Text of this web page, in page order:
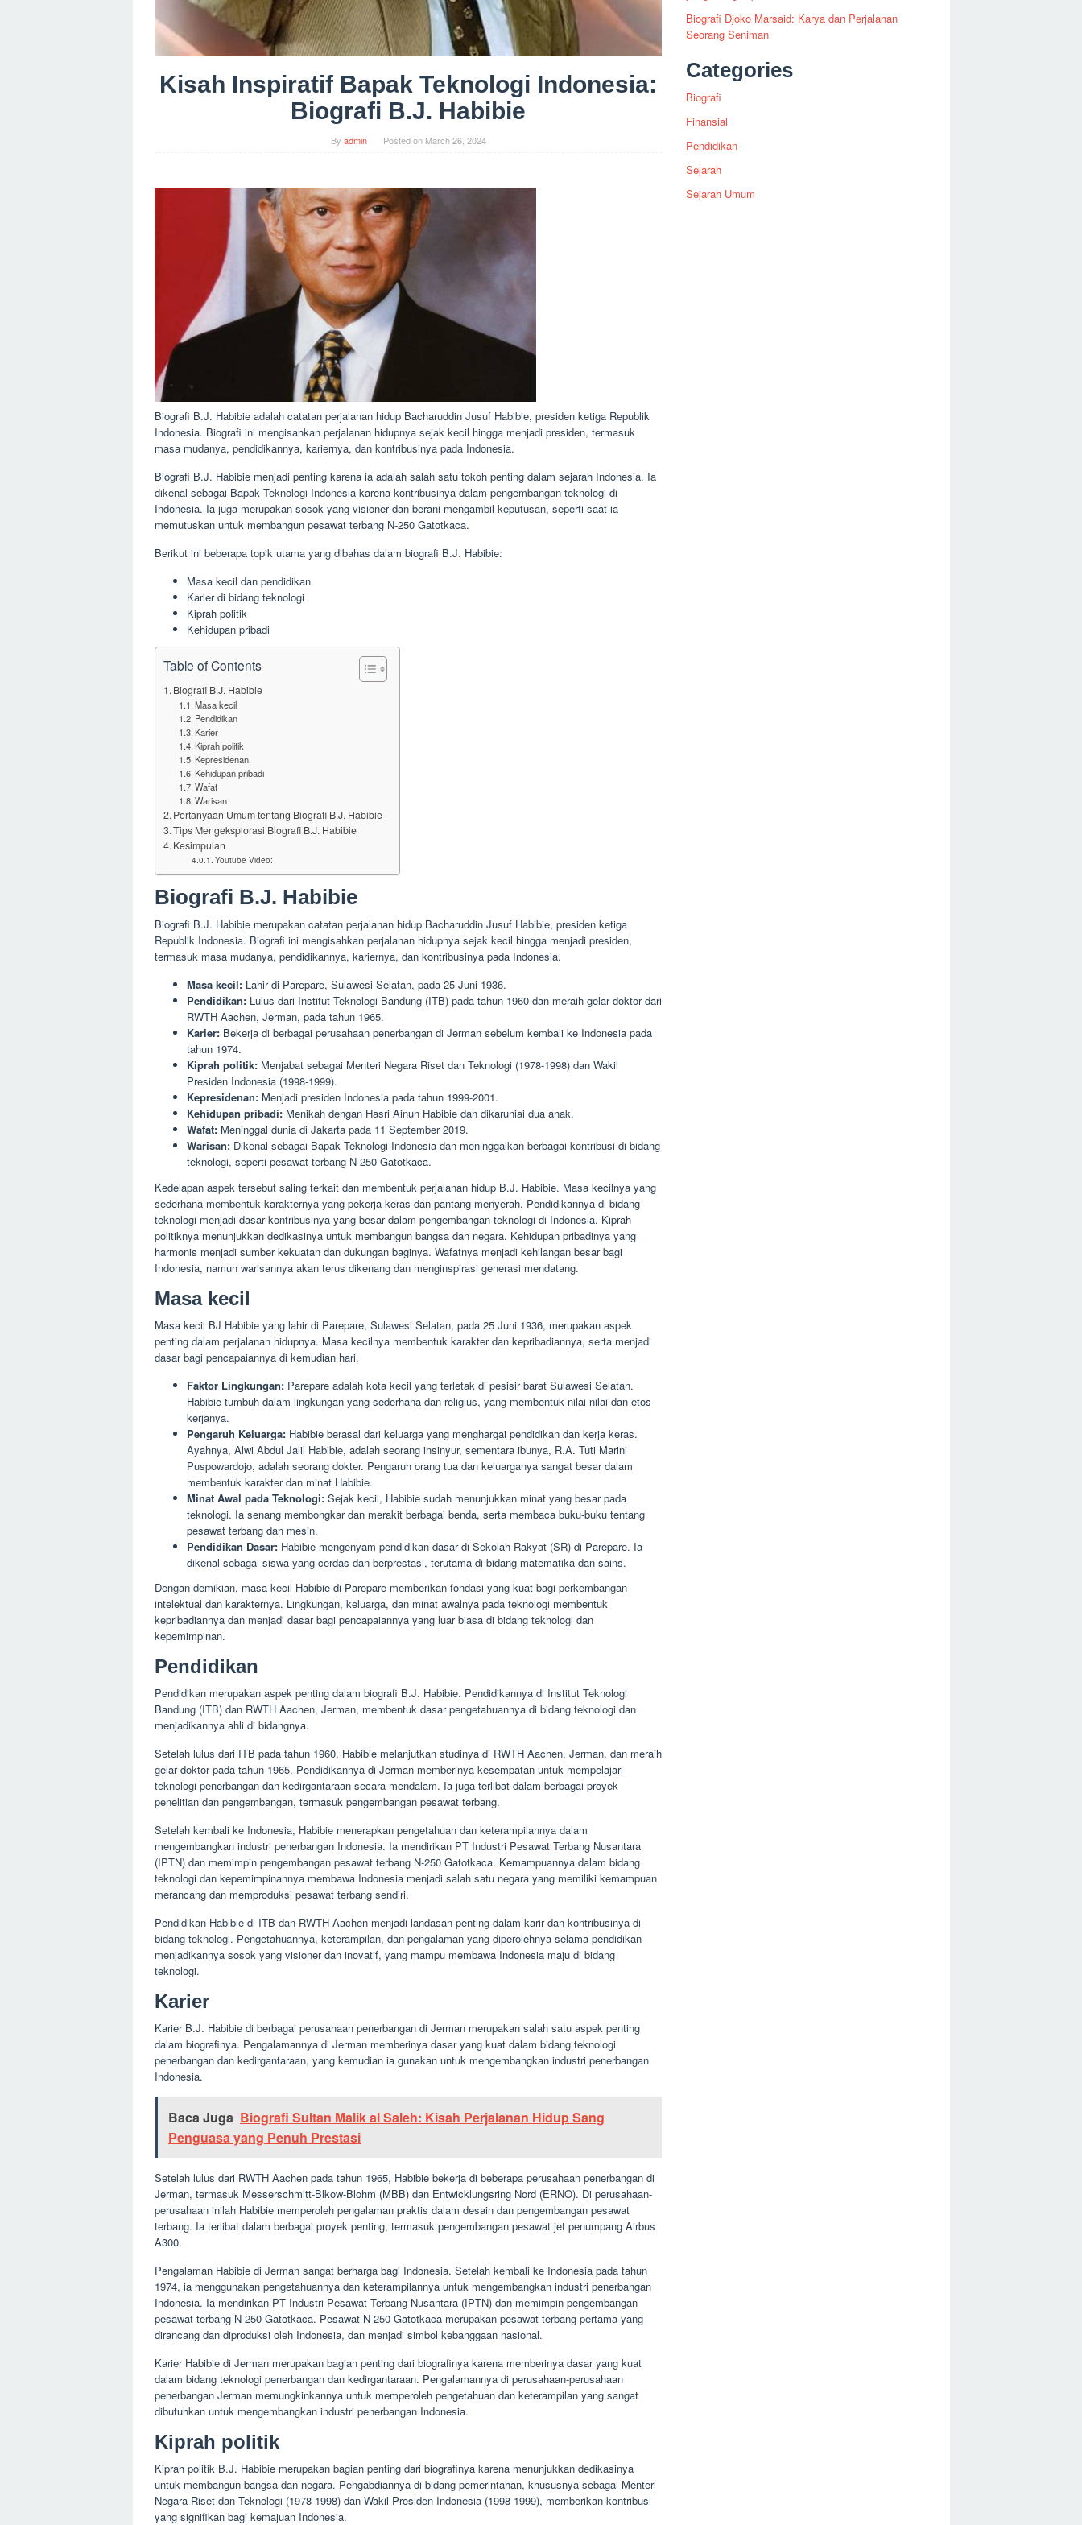
Kisah Inspiratif Bapak Teknologi Indonesia:
Biografi B.J. Habibie
By admin Posted on March 26, 2024
Biografi B.J. Habibie adalah catatan perjalanan hidup Bacharuddin Jusuf Habibie, presiden ketiga Republik
Indonesia. Biografi ini mengisahkan perjalanan hidupnya sejak kecil hingga menjadi presiden, termasuk
masa mudanya, pendidikannya, kariernya, dan kontribusinya pada Indonesia.
Biografi B.J. Habibie menjadi penting karena ia adalah salah satu tokoh penting dalam sejarah Indonesia. Ia
dikenal sebagai Bapak Teknologi Indonesia karena kontribusinya dalam pengembangan teknologi di
Indonesia. Ia juga merupakan sosok yang visioner dan berani mengambil keputusan, seperti saat ia
memutuskan untuk membangun pesawat terbang N-250 Gatotkaca.
Berikut ini beberapa topik utama yang dibahas dalam biografi B.J. Habibie:
Masa kecil dan pendidikan
Karier di bidang teknologi
Kiprah politik
Kehidupan pribadi
Table of Contents
Biografi B.J. Habibie
Masa kecil
Pendidikan
Karier
Kiprah politik
Kepresidenan
Kehidupan pribadi
Wafat
Warisan
Pertanyaan Umum tentang Biografi B.J. Habibie
Tips Mengeksplorasi Biografi B.J. Habibie
Kesimpulan
Youtube Video:
Biografi B.J. Habibie
Biografi B.J. Habibie merupakan catatan perjalanan hidup Bacharuddin Jusuf Habibie, presiden ketiga
Republik Indonesia. Biografi ini mengisahkan perjalanan hidupnya sejak kecil hingga menjadi presiden,
termasuk masa mudanya, pendidikannya, kariernya, dan kontribusinya pada Indonesia.
Masa kecil: Lahir di Parepare, Sulawesi Selatan, pada 25 Juni 1936.
Pendidikan: Lulus dari Institut Teknologi Bandung (ITB) pada tahun 1960 dan meraih gelar doktor dari
RWTH Aachen, Jerman, pada tahun 1965.
Karier: Bekerja di berbagai perusahaan penerbangan di Jerman sebelum kembali ke Indonesia pada
tahun 1974.
Kiprah politik: Menjabat sebagai Menteri Negara Riset dan Teknologi (1978-1998) dan Wakil
Presiden Indonesia (1998-1999).
Kepresidenan: Menjadi presiden Indonesia pada tahun 1999-2001.
Kehidupan pribadi: Menikah dengan Hasri Ainun Habibie dan dikaruniai dua anak.
Wafat: Meninggal dunia di Jakarta pada 11 September 2019.
Warisan: Dikenal sebagai Bapak Teknologi Indonesia dan meninggalkan berbagai kontribusi di bidang
teknologi, seperti pesawat terbang N-250 Gatotkaca.
Kedelapan aspek tersebut saling terkait dan membentuk perjalanan hidup B.J. Habibie. Masa kecilnya yang
sederhana membentuk karakternya yang pekerja keras dan pantang menyerah. Pendidikannya di bidang
teknologi menjadi dasar kontribusinya yang besar dalam pengembangan teknologi di Indonesia. Kiprah
politiknya menunjukkan dedikasinya untuk membangun bangsa dan negara. Kehidupan pribadinya yang
harmonis menjadi sumber kekuatan dan dukungan baginya. Wafatnya menjadi kehilangan besar bagi
Indonesia, namun warisannya akan terus dikenang dan menginspirasi generasi mendatang.
Masa kecil
Masa kecil BJ Habibie yang lahir di Parepare, Sulawesi Selatan, pada 25 Juni 1936, merupakan aspek
penting dalam perjalanan hidupnya. Masa kecilnya membentuk karakter dan kepribadiannya, serta menjadi
dasar bagi pencapaiannya di kemudian hari.
Faktor Lingkungan: Parepare adalah kota kecil yang terletak di pesisir barat Sulawesi Selatan.
Habibie tumbuh dalam lingkungan yang sederhana dan religius, yang membentuk nilai-nilai dan etos
kerjanya.
Pengaruh Keluarga: Habibie berasal dari keluarga yang menghargai pendidikan dan kerja keras.
Ayahnya, Alwi Abdul Jalil Habibie, adalah seorang insinyur, sementara ibunya, R.A. Tuti Marini
Puspowardojo, adalah seorang dokter. Pengaruh orang tua dan keluarganya sangat besar dalam
membentuk karakter dan minat Habibie.
Minat Awal pada Teknologi: Sejak kecil, Habibie sudah menunjukkan minat yang besar pada
teknologi. Ia senang membongkar dan merakit berbagai benda, serta membaca buku-buku tentang
pesawat terbang dan mesin.
Pendidikan Dasar: Habibie mengenyam pendidikan dasar di Sekolah Rakyat (SR) di Parepare. Ia
dikenal sebagai siswa yang cerdas dan berprestasi, terutama di bidang matematika dan sains.
Dengan demikian, masa kecil Habibie di Parepare memberikan fondasi yang kuat bagi perkembangan
intelektual dan karakternya. Lingkungan, keluarga, dan minat awalnya pada teknologi membentuk
kepribadiannya dan menjadi dasar bagi pencapaiannya yang luar biasa di bidang teknologi dan
kepemimpinan.
Pendidikan
Pendidikan merupakan aspek penting dalam biografi B.J. Habibie. Pendidikannya di Institut Teknologi
Bandung (ITB) dan RWTH Aachen, Jerman, membentuk dasar pengetahuannya di bidang teknologi dan
menjadikannya ahli di bidangnya.
Setelah lulus dari ITB pada tahun 1960, Habibie melanjutkan studinya di RWTH Aachen, Jerman, dan meraih
gelar doktor pada tahun 1965. Pendidikannya di Jerman memberinya kesempatan untuk mempelajari
teknologi penerbangan dan kedirgantaraan secara mendalam. Ia juga terlibat dalam berbagai proyek
penelitian dan pengembangan, termasuk pengembangan pesawat terbang.
Setelah kembali ke Indonesia, Habibie menerapkan pengetahuan dan keterampilannya dalam
mengembangkan industri penerbangan Indonesia. Ia mendirikan PT Industri Pesawat Terbang Nusantara
(IPTN) dan memimpin pengembangan pesawat terbang N-250 Gatotkaca. Kemampuannya dalam bidang
teknologi dan kepemimpinannya membawa Indonesia menjadi salah satu negara yang memiliki kemampuan
merancang dan memproduksi pesawat terbang sendiri.
Pendidikan Habibie di ITB dan RWTH Aachen menjadi landasan penting dalam karir dan kontribusinya di
bidang teknologi. Pengetahuannya, keterampilan, dan pengalaman yang diperolehnya selama pendidikan
menjadikannya sosok yang visioner dan inovatif, yang mampu membawa Indonesia maju di bidang
teknologi.
Karier
Karier B.J. Habibie di berbagai perusahaan penerbangan di Jerman merupakan salah satu aspek penting
dalam biografinya. Pengalamannya di Jerman memberinya dasar yang kuat dalam bidang teknologi
penerbangan dan kedirgantaraan, yang kemudian ia gunakan untuk mengembangkan industri penerbangan
Indonesia.
Baca Juga Biografi Sultan Malik al Saleh: Kisah Perjalanan Hidup Sang
Penguasa yang Penuh Prestasi
Setelah lulus dari RWTH Aachen pada tahun 1965, Habibie bekerja di beberapa perusahaan penerbangan di
Jerman, termasuk Messerschmitt-Blkow-Blohm (MBB) dan Entwicklungsring Nord (ERNO). Di perusahaan-
perusahaan inilah Habibie memperoleh pengalaman praktis dalam desain dan pengembangan pesawat
terbang. Ia terlibat dalam berbagai proyek penting, termasuk pengembangan pesawat jet penumpang Airbus
A300.
Pengalaman Habibie di Jerman sangat berharga bagi Indonesia. Setelah kembali ke Indonesia pada tahun
1974, ia menggunakan pengetahuannya dan keterampilannya untuk mengembangkan industri penerbangan
Indonesia. Ia mendirikan PT Industri Pesawat Terbang Nusantara (IPTN) dan memimpin pengembangan
pesawat terbang N-250 Gatotkaca. Pesawat N-250 Gatotkaca merupakan pesawat terbang pertama yang
dirancang dan diproduksi oleh Indonesia, dan menjadi simbol kebanggaan nasional.
Karier Habibie di Jerman merupakan bagian penting dari biografinya karena memberinya dasar yang kuat
dalam bidang teknologi penerbangan dan kedirgantaraan. Pengalamannya di perusahaan-perusahaan
penerbangan Jerman memungkinkannya untuk memperoleh pengetahuan dan keterampilan yang sangat
dibutuhkan untuk mengembangkan industri penerbangan Indonesia.
Kiprah politik
Kiprah politik B.J. Habibie merupakan bagian penting dari biografinya karena menunjukkan dedikasinya
untuk membangun bangsa dan negara. Pengabdiannya di bidang pemerintahan, khususnya sebagai Menteri
Negara Riset dan Teknologi (1978-1998) dan Wakil Presiden Indonesia (1998-1999), memberikan kontribusi
yang signifikan bagi kemajuan Indonesia.
Biografi Djoko Marsaid: Karya dan Perjalanan
Seorang Seniman
Categories
Biografi
Finansial
Pendidikan
Sejarah
Sejarah Umum